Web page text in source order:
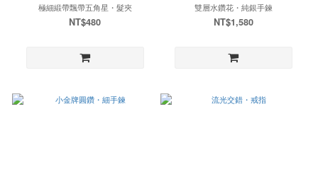
極細緞帶飄帶五角星・髮夾
NT$480
雙層水鑽花・純銀手鍊
NT$1,580